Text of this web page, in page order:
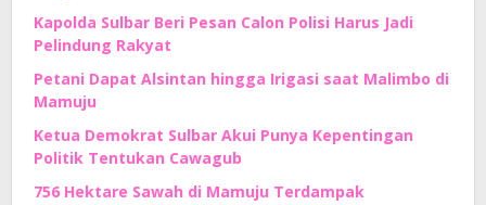
Kapolda Sulbar Beri Pesan Calon Polisi Harus Jadi
Pelindung Rakyat
Petani Dapat Alsintan hingga Irigasi saat Malimbo di
Mamuju
Ketua Demokrat Sulbar Akui Punya Kepentingan
Politik Tentukan Cawagub
756 Hektare Sawah di Mamuju Terdampak